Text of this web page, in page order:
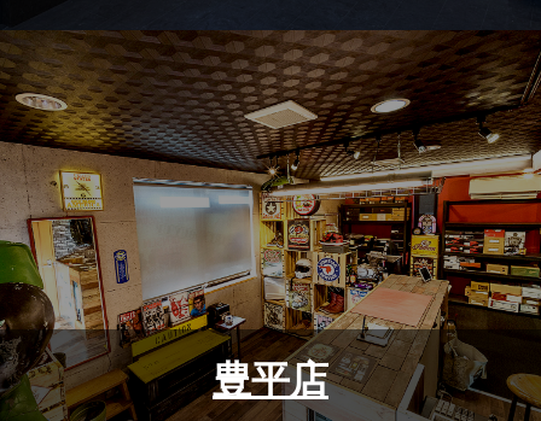
豊平店